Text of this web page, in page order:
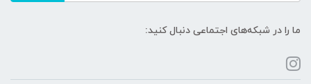
ما را در شبکه‌های اجتماعی دنبال کنید: